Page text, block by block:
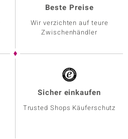
Beste Preise
Wir verzichten auf teure
Zwischenhändler
Sicher einkaufen
Trusted Shops Käuferschutz